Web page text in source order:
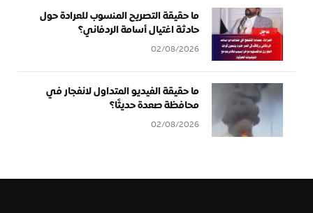
ما حقيقة التصريح المنسوب للعرادة حول
حادثة اغتيال أسامة الردفاني؟
02/08/2026
ما حقيقة الفيديو المتداول لانفجار في
محافظة صعدة حديثًا؟
02/08/2026